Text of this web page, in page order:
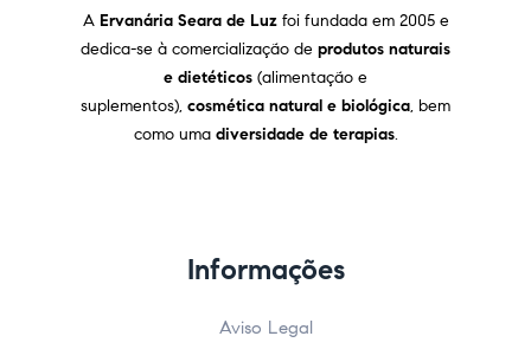
A Ervanária Seara de Luz foi fundada em 2005 e
dedica-se à comercialização de produtos naturais
e dietéticos (alimentação e
suplementos), cosmética natural e biológica, bem
como uma diversidade de terapias.
Informações
Aviso Legal